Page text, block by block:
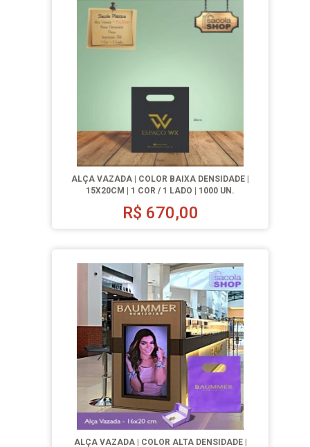
ALÇA VAZADA | COLOR BAIXA DENSIDADE |
15X20CM | 1 COR / 1 LADO | 1000 UN.
R$ 670,00
ALÇA VAZADA | COLOR ALTA DENSIDADE |